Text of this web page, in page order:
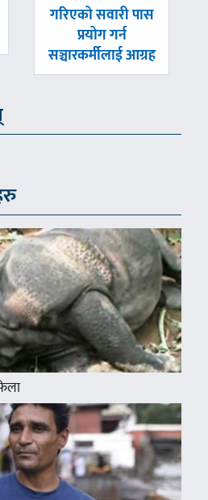
-
गरिएको सवारी पास
प्रयोग गर्न
सञ्चारकर्मीलाई आग्रह